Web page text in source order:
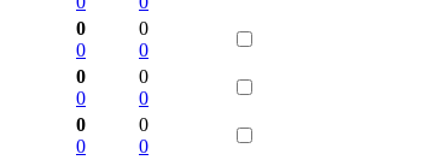
0
0
0
0
0
0
0
0
0
0
0
0